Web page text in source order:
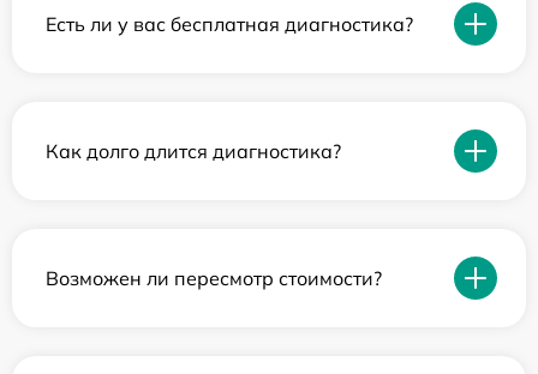
Есть ли у вас бесплатная диагностика?
Как долго длится диагностика?
Возможен ли пересмотр стоимости?